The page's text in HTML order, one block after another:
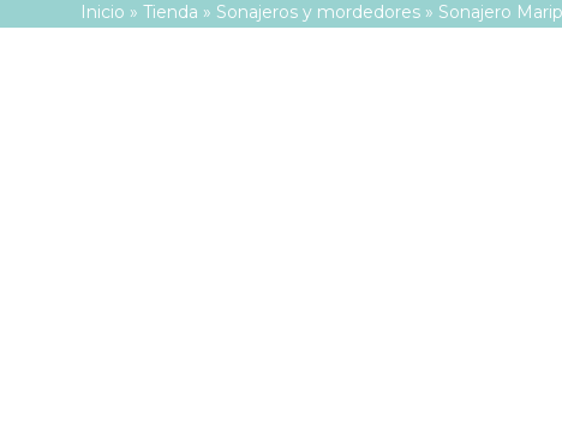
menú
Inicio »Tienda » Sonajeros y mordedores » Sonajero